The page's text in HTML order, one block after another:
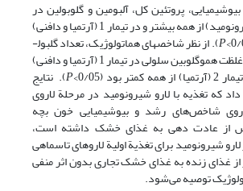
پروتئین کل، آلبومین و گلوبولین در
تیمار 3 (آرتمیا و شیرونومید) از همه بیشتر و در تیمار 1 (آرتمیا و دافنی)
P
). از نظر شاخص­های هماتولوژیک، تعداد گلبول­
های سفید و متوسط غلظت هموگلوبین سلولی در تیمار 1 (آرتمیا و دافنی)
(0/05>
P). نتایج
که تغذیه با لارو شیرونومید در مرحلة لاروی
روی شاخص‌های رشد و بیوشیمیایی خون بچه
از عادت ­دهی به غذای خشک داشته است،
لارو شیرونومید برای تغذیة اولیة لاروهای تاسماهی
از غذای زنده به غذای خشک تجاری بدون اثر منفی
توصیه می‌شود.